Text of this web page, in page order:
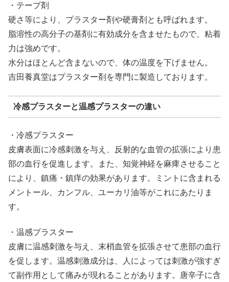
・テープ剤
硬さ等により、プラスター剤や硬膏剤とも呼ばれます。
脂溶性の高分子の基剤に有効成分を含ませたもので、粘着
力は強めです。
水分はほとんど含まないので、体の温度を下げません。
吉田養真堂はプラスター剤を専門に製造しております。
冷感プラスターと温感プラスターの違い
・冷感プラスター
皮膚表面に冷感刺激を与え、反射的な血管の拡張により患
部の血行を促進します。また、知覚神経を麻痺させること
により、鎮痛・鎮痒の効果があります。ミントに含まれる
メントール、カンフル、ユーカリ油等がこれにあたりま
す。
・温感プラスター
皮膚に温感刺激を与え、末梢血管を拡張させて患部の血行
を促します。温感刺激成分は、人によっては刺激が強すぎ
て副作用として痛みが現れることがあります。唐辛子に含